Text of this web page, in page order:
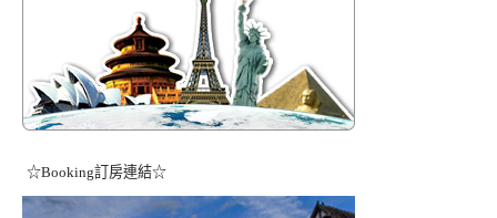
☆Booking訂房連結☆